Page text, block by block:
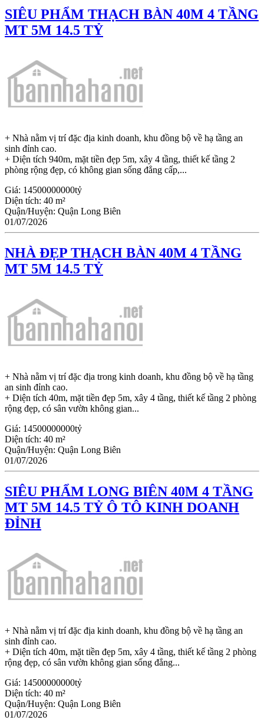
SIÊU PHẨM THẠCH BÀN 40M 4 TẦNG
MT 5M 14.5 TỶ
+ Nhà nằm vị trí đặc địa kinh doanh, khu đồng bộ về hạ tầng an
sinh đỉnh cao.
+ Diện tích 940m, mặt tiền đẹp 5m, xây 4 tầng, thiết kế tầng 2
phòng rộng đẹp, có không gian sống đẳng cấp,...
Giá: 14500000000tỷ
Diện tích: 40 m²
Quận/Huyện: Quận Long Biên
01/07/2026
NHÀ ĐẸP THẠCH BÀN 40M 4 TẦNG
MT 5M 14.5 TỶ
+ Nhà nằm vị trí đặc địa trong kinh doanh, khu đồng bộ về hạ tầng
an sinh đỉnh cao.
+ Diện tích 40m, mặt tiền đẹp 5m, xây 4 tầng, thiết kế tầng 2 phòng
rộng đẹp, có sân vườn không gian...
Giá: 14500000000tỷ
Diện tích: 40 m²
Quận/Huyện: Quận Long Biên
01/07/2026
SIÊU PHẨM LONG BIÊN 40M 4 TẦNG
MT 5M 14.5 TỶ Ô TÔ KINH DOANH
ĐỈNH
+ Nhà nằm vị trí đặc địa kinh doanh, khu đồng bộ về hạ tầng an
sinh đỉnh cao.
+ Diện tích 40m, mặt tiền đẹp 5m, xây 4 tầng, thiết kế tầng 2 phòng
rộng đẹp, có sân vườn không gian sống đẳng...
Giá: 14500000000tỷ
Diện tích: 40 m²
Quận/Huyện: Quận Long Biên
01/07/2026